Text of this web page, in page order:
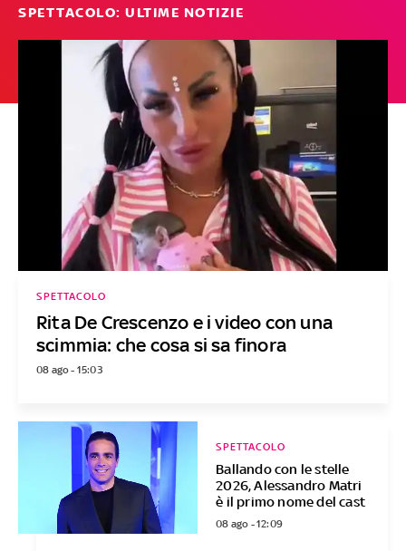
SPETTACOLO: ULTIME NOTIZIE
Rita De Crescenzo e i video con una
scimmia: che cosa si sa finora
SPETTACOLO
08 ago - 15:03
Ballando con le stelle
2026, Alessandro Matri
è il primo nome del cast
SPETTACOLO
08 ago - 12:09